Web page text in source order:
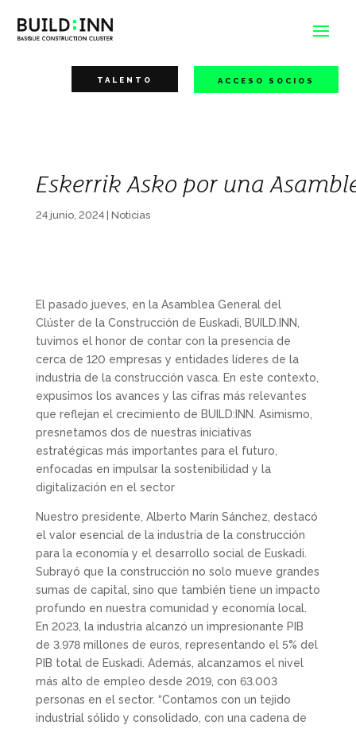
TALENTO ACCESO SOCIOS
Eskerrik Asko por una
24 junio, 2024| Noticias
El pasado jueves, en la Asamblea General del
Clúster de la Construcción de Euskadi, BUILD.INN,
tuvimos el honor de contar con la presencia de
cerca de 120 empresas y entidades líderes de la
industria de la construcción vasca. En este contexto,
expusimos los avances y las cifras más relevantes
que reflejan el crecimiento de BUILD:INN. Asimismo,
presnetamos dos de nuestras iniciativas
estratégicas más importantes para el futuro,
enfocadas en impulsar la sostenibilidad y la
digitalización en el sector
Nuestro presidente, Alberto Marín Sánchez, destacó
el valor esencial de la industria de la construcción
para la economía y el desarrollo social de Euskadi.
Subrayó que la construcción no solo mueve grandes
sumas de capital, sino que también tiene un impacto
profundo en nuestra comunidad y economía local.
En 2023, la industria alcanzó un impresionante PIB
de 3.978 millones de euros, representando el 5% del
PIB total de Euskadi. Además, alcanzamos el nivel
más alto de empleo desde 2019, con 63.003
personas en el sector. “Contamos con un tejido
industrial sólido y consolidado, con una cadena de